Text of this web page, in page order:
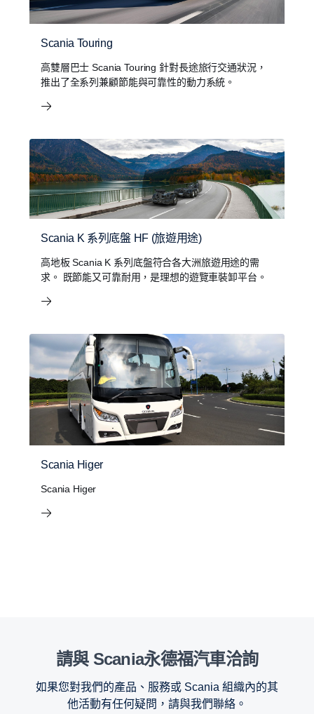
Scania Touring
高雙層巴士 Scania Touring 針對長途旅行交通狀況，
推出了全系列兼顧節能與可靠性的動力系統。
Scania K 系列底盤 HF (旅遊用途)
高地板 Scania K 系列底盤符合各大洲旅遊用途的需
求。 既節能又可靠耐用，是理想的遊覽車裝卸平台。
Scania Higer
Scania Higer
請與 Scania永德福汽車洽詢
如果您對我們的產品、服務或 Scania 組織內的其
他活動有任何疑問，請與我們聯絡。